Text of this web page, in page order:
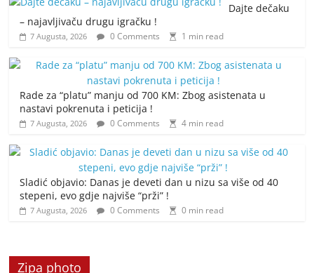
Dajte dečaku
– najavljivaču drugu igračku !
7 Augusta, 2026 0 Comments 1 min read
Rade za “platu” manju od 700 KM: Zbog asistenata u
nastavi pokrenuta i peticija !
7 Augusta, 2026 0 Comments 4 min read
Sladić objavio: Danas je deveti dan u nizu sa više od 40
stepeni, evo gdje najviše “prži” !
7 Augusta, 2026 0 Comments 0 min read
Zipa photo